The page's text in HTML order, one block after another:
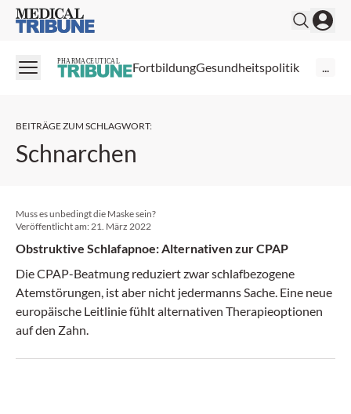
Medical Tribune
PHARMACEUTICAL FortbildungGesundheitspolitik ...
BEITRÄGE ZUM SCHLAGWORT:
Schnarchen
Muss es unbedingt die Maske sein?
Veröffentlicht am: 21. März 2022
Obstruktive Schlafapnoe: Alternativen zur CPAP
Die CPAP-Beatmung reduziert zwar schlafbezogene
Atemstörungen, ist aber nicht jedermanns Sache. Eine neue
europäische Leitlinie fühlt alternativen Therapieoptionen
auf den Zahn.